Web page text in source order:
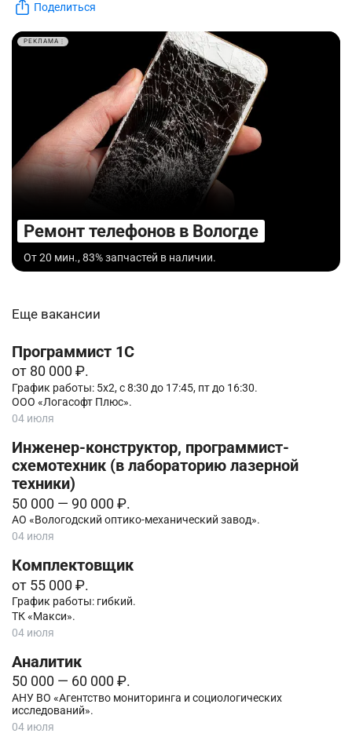
Поделиться
РЕКЛАМА
Ремонт телефонов в Вологде
От 20 мин., 83% запчастей в наличии.
Еще вакансии
Программист 1С
от 80 000 ₽.
График работы: 5х2, с 8:30 до 17:45, пт до 16:30.
ООО «Логасофт Плюс».
04 июля
Инженер-конструктор, программист-
схемотехник (в лабораторию лазерной
техники)
50 000 — 90 000 ₽.
АО «Вологодский оптико-механический завод».
04 июля
Комплектовщик
от 55 000 ₽.
График работы: гибкий.
ТК «Макси».
04 июля
Аналитик
50 000 — 60 000 ₽.
АНУ ВО «Агентство мониторинга и социологических
исследований».
04 июля